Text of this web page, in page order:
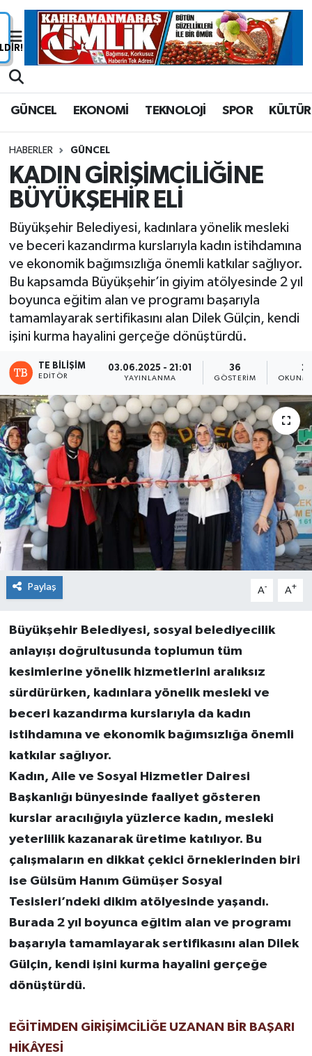
GÜNCEL EKONOMİ TEKNOLOJİ SPOR KÜLTÜR
HABERLER GÜNCEL
KADIN GİRİŞİMCİLİĞİNE
BÜYÜKŞEHİR ELİ
Büyükşehir Belediyesi, kadınlara yönelik mesleki
ve beceri kazandırma kurslarıyla kadın istihdamına
ve ekonomik bağımsızlığa önemli katkılar sağlıyor.
Bu kapsamda Büyükşehir’in giyim atölyesinde 2 yıl
boyunca eğitim alan ve programı başarıyla
tamamlayarak sertifikasını alan Dilek Gülçin, kendi
işini kurma hayalini gerçeğe dönüştürdü.
TE BILIŞIM
EDITÖR
03.06.2025 - 21:01
YAYINLANMA
36
GÖSTERIM
2
Paylaş A- A+
Büyükşehir Belediyesi, sosyal belediyecilik
anlayışı doğrultusunda toplumun tüm
kesimlerine yönelik hizmetlerini aralıksız
sürdürürken, kadınlara yönelik mesleki ve
beceri kazandırma kurslarıyla da kadın
istihdamına ve ekonomik bağımsızlığa önemli
katkılar sağlıyor.
Kadın, Aile ve Sosyal Hizmetler Dairesi
Başkanlığı bünyesinde faaliyet gösteren
kurslar aracılığıyla yüzlerce kadın, mesleki
yeterlilik kazanarak üretime katılıyor. Bu
çalışmaların en dikkat çekici örneklerinden biri
ise Gülsüm Hanım Gümüşer Sosyal
Tesisleri’ndeki dikim atölyesinde yaşandı.
Burada 2 yıl boyunca eğitim alan ve programı
başarıyla tamamlayarak sertifikasını alan Dilek
Gülçin, kendi işini kurma hayalini gerçeğe
dönüştürdü.
EĞİTİMDEN GİRİŞİMCİLİĞE UZANAN BİR BAŞARI
HİKÂYESİ
Nöbetçi Eczaneler
Trafik Durumu
Süper Lig Puan Durumu ve Fikstür
Tüm Manşetler
Son Dakika Haberleri
Haber Arşivi